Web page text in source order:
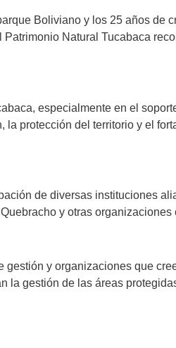
Boliviano y los 25 años de
Natural Tucabaca
especialmente en el
protección del territorio y el
de diversas instituciones
y otras
y organizaciones que
gestión de las áreas